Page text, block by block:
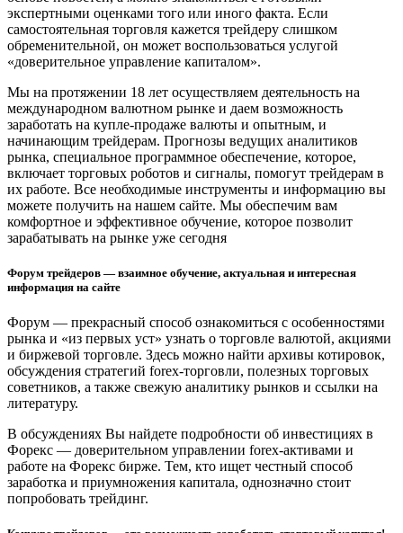
экспертными оценками того или иного факта. Если
самостоятельная торговля кажется трейдеру слишком
обременительной, он может воспользоваться услугой
«доверительное управление капиталом».
Мы на протяжении 18 лет осуществляем деятельность на
международном валютном рынке и даем возможность
заработать на купле-продаже валюты и опытным, и
начинающим трейдерам. Прогнозы ведущих аналитиков
рынка, специальное программное обеспечение, которое,
включает торговых роботов и сигналы, помогут трейдерам в
их работе. Все необходимые инструменты и информацию вы
можете получить на нашем сайте. Мы обеспечим вам
комфортное и эффективное обучение, которое позволит
зарабатывать на рынке уже сегодня
Форум трейдеров — взаимное обучение, актуальная и интересная
информация на сайте
Форум — прекрасный способ ознакомиться с особенностями
рынка и «из первых уст» узнать о торговле валютой, акциями
и биржевой торговле. Здесь можно найти архивы котировок,
обсуждения стратегий forex-торговли, полезных торговых
советников, а также свежую аналитику рынков и ссылки на
литературу.
В обсуждениях Вы найдете подробности об инвестициях в
Форекс — доверительном управлении forex-активами и
работе на Форекс бирже. Тем, кто ищет честный способ
заработка и приумножения капитала, однозначно стоит
попробовать трейдинг.